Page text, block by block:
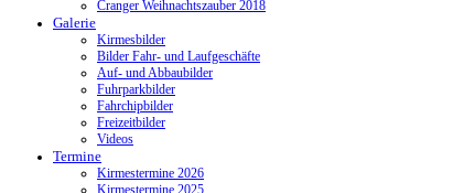
Cranger Weihnachtszauber 2018
Galerie
Kirmesbilder
Bilder Fahr- und Laufgeschäfte
Auf- und Abbaubilder
Fuhrparkbilder
Fahrchipbilder
Freizeitbilder
Videos
Termine
Kirmestermine 2026
Kirmestermine 2025